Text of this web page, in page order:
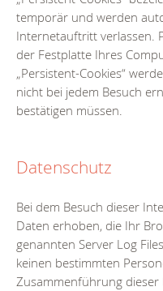
temporär und werden
Internetauftritt verlassen.
der Festplatte Ihres
„Persistent-Cookies“
nicht bei jedem Besuch
bestätigen müssen.
Datenschutz
Bei dem Besuch dieser
Daten erhoben, die Ihr
genannten Server Log
keinen bestimmten
Zusammenführung